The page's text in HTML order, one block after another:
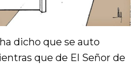
dicho que se auto
que de El Señor de